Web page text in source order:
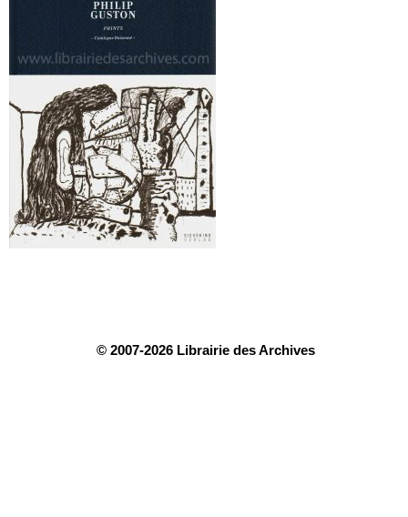
© 2007-2026 Librairie des Archives